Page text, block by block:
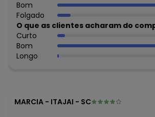
Bom
Folgado
O que as clientes acharam do
Curto
Bom
Longo
MARCIA - ITAJAI - SC